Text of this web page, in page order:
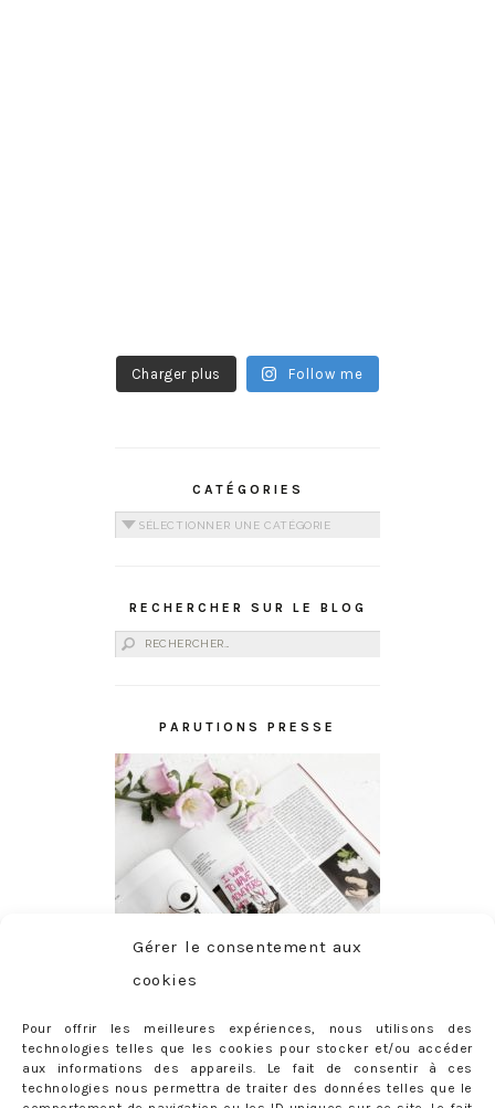
Gérer le consentement aux
cookies
Pour offrir les meilleures expériences, nous utilisons des
technologies telles que les cookies pour stocker et/ou accéder
aux informations des appareils. Le fait de consentir à ces
technologies nous permettra de traiter des données telles que le
Charger plus Follow me
CATÉGORIES
Catégories
RECHERCHER SUR LE BLOG
Rechercher :
PARUTIONS PRESSE